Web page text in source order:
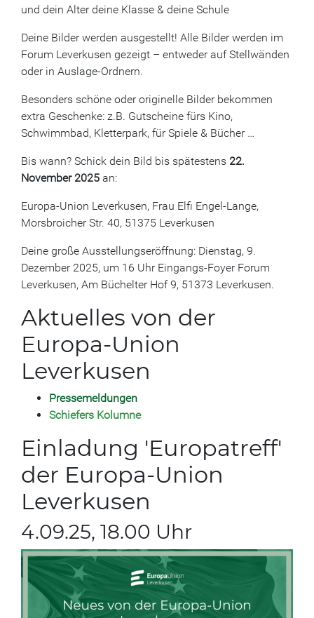
und dein Alter deine Klasse & deine Schule
Deine Bilder werden ausgestellt! Alle Bilder werden im
Forum Leverkusen gezeigt – entweder auf Stellwänden
oder in Auslage-Ordnern.
Besonders schöne oder originelle Bilder bekommen
extra Geschenke: z.B. Gutscheine fürs Kino,
Schwimmbad, Kletterpark, für Spiele & Bücher …
Bis wann? Schick dein Bild bis spätestens 22.
November 2025 an:
Europa-Union Leverkusen, Frau Elfi Engel-Lange,
Morsbroicher Str. 40, 51375 Leverkusen
Deine große Ausstellungseröffnung: Dienstag, 9.
Dezember 2025, um 16 Uhr Eingangs-Foyer Forum
Leverkusen, Am Büchelter Hof 9, 51373 Leverkusen.
Aktuelles von der
Europa-Union
Leverkusen
Pressemeldungen
Schiefers Kolumne
Einladung 'Europatreff'
der Europa-Union
Leverkusen
4.09.25, 18.00 Uhr